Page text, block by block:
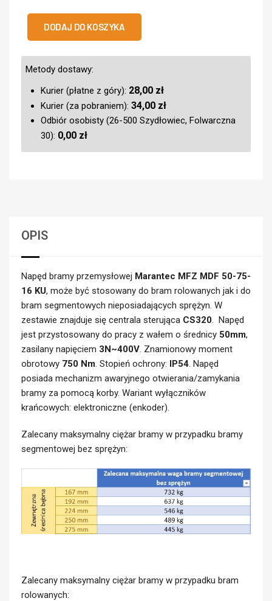
DODAJ DO KOSZYKA
Metody dostawy:
Kurier (płatne z góry): 28,00 zł
Kurier (za pobraniem): 34,00 zł
Odbiór osobisty (26-500 Szydłowiec, Folwarczna
30): 0,00 zł
OPIS
Napęd bramy przemysłowej Marantec MFZ MDF 50-75-
16 KU, może być stosowany do bram rolowanych jak i do
bram segmentowych nieposiadających sprężyn. W
zestawie znajduje się centrala sterująca CS320. Napęd
jest przystosowany do pracy z wałem o średnicy 50mm,
zasilany napięciem 3N~400V. Znamionowy moment
obrotowy 750 Nm. Stopień ochrony: IP54. Napęd
posiada mechanizm awaryjnego otwierania/zamykania
bramy za pomocą korby. Wariant wyłączników
krańcowych: elektroniczne (enkoder).
Zalecany maksymalny ciężar bramy w przypadku bramy
segmentowej bez sprężyn:
Zalecany maksymalny ciężar bramy w przypadku bram
rolowanych: